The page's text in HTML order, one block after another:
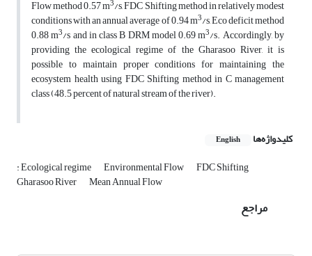
Flow method 0.57 m3/s, FDC Shifting method in relatively modest
conditions with an annual average of 0.94 m3/s, Eco deficit method
0.88 m3/s and in class B DRM model 0.69 m3/s. Accordingly, by
providing the ecological regime of the Gharasoo River, it is
possible to maintain proper conditions for maintaining the
ecosystem health using FDC Shifting method in C management
class (48.5 percent of natural stream of the river).
کلیدواژه‌ها English
: Ecological regime Environmental Flow FDC Shifting
Gharasoo River Mean Annual Flow
مراجع